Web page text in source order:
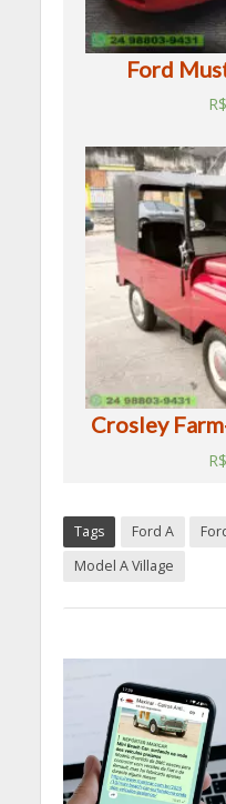
Ford
R$
Crosley
R$
Tags Ford A
Model A Village